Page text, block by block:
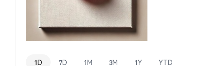
1D 7D 1M 3M 1Y YTD